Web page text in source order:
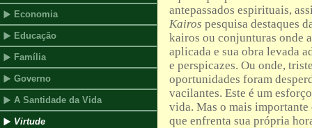
Economia
Educação
Família
Governo
A Santidade da Vida
Virtude
antepassados espirituais,
Kairos pesquisa destaques
kairos ou conjunturas onde
aplicada e sua obra levada
e perspicazes. Ou onde,
oportunidades foram
vacilantes. Este é um
vida. Mas o mais
que enfrenta sua própria